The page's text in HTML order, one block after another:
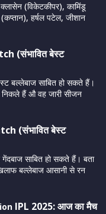
(विकेटकीपर), कामिंडू
हर्षल पटेल, जीशान
(संभावित बेस्ट
बल्लेबाज साबित हो सकते हैं।
निकले हैं औ वह जारी सीजन
(संभावित बेस्ट
साबित हो सकते हैं। बता
बल्लेबाज आसानी से रन
IPL 2025: आज का मैच